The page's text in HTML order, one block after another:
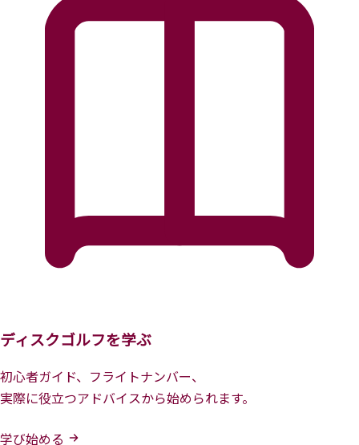
ディスクゴルフを学ぶ
初心者ガイド、フライトナンバー、
実際に役立つアドバイスから始められます。
学び始める